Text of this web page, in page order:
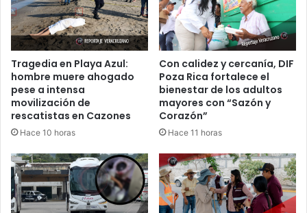
Tragedia en Playa Azul:
hombre muere ahogado
pese a intensa
movilización de
rescatistas en Cazones
Hace 10 horas
Con calidez y cercanía, DIF
Poza Rica fortalece el
bienestar de los adultos
mayores con “Sazón y
Corazón”
Hace 11 horas